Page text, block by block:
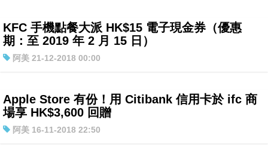
KFC 手機點餐大派 HK$15 電子現金券（優惠
期：至 2019 年 2 月 15 日）
阿美 21-12-2018 00:00
Apple Store 有份！用 Citibank 信用卡於 ifc 商
場享 HK$3,600 回贈
阿美 16-11-2018 22:50